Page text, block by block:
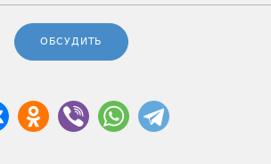
ОБСУДИТЬ